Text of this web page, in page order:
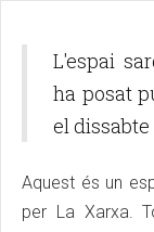
L'espai
ha posat
el dissabte
Aquest és un
per La Xarxa.